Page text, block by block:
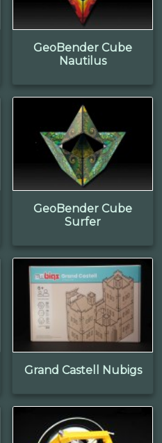
GeoBender Cube
Nautilus
GeoBender Cube
Surfer
Grand Castell Nubigs